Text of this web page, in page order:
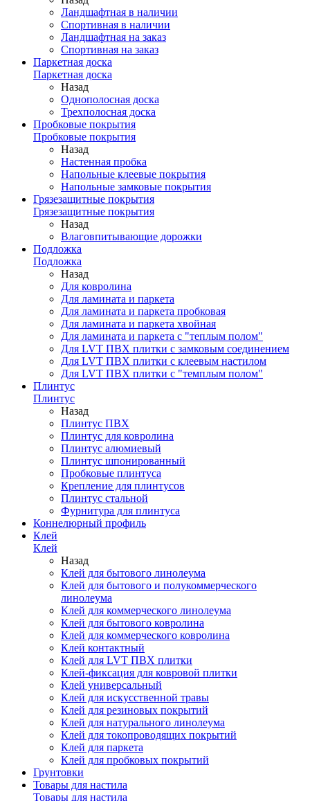
Ландшафтная в наличии
Спортивная в наличии
Ландшафтная на заказ
Спортивная на заказ
Паркетная доска
Паркетная доска
Назад
Однополосная доска
Трехполосная доска
Пробковые покрытия
Пробковые покрытия
Назад
Настенная пробка
Напольные клеевые покрытия
Напольные замковые покрытия
Грязезащитные покрытия
Грязезащитные покрытия
Назад
Влаговпитывающие дорожки
Подложка
Подложка
Назад
Для ковролина
Для ламината и паркета
Для ламината и паркета пробковая
Для ламината и паркета хвойная
Для ламината и паркета с "теплым полом"
Для LVT ПВХ плитки с замковым соединением
Для LVT ПВХ плитки с клеевым настилом
Для LVT ПВХ плитки с "темплым полом"
Плинтус
Плинтус
Назад
Плинтус ПВХ
Плинтус для ковролина
Плинтус алюмиевый
Плинтус шпонированный
Пробковые плинтуса
Крепление для плинтусов
Плинтус стальной
Фурнитура для плинтуса
Коннелюрный профиль
Клей
Клей
Назад
Клей для бытового линолеума
Клей для бытового и полукоммерческого
линолеума
Клей для коммерческого линолеума
Клей для бытового ковролина
Клей для коммерческого ковролина
Клей контактный
Клей для LVT ПВХ плитки
Клей-фиксация для ковровой плитки
Клей универсальный
Клей для искусственной травы
Клей для резиновых покрытий
Клей для натурального линолеума
Клей для токопроводящих покрытий
Клей для паркета
Клей для пробковых покрытий
Грунтовки
Товары для настила
Товары для настила